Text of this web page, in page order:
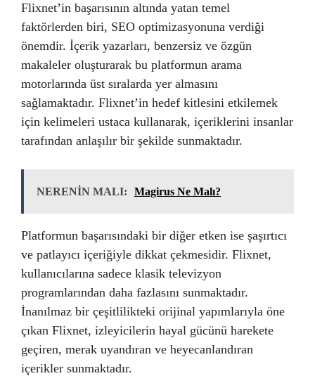
Flixnet’in başarısının altında yatan temel
faktörlerden biri, SEO optimizasyonuna verdiği
önemdir. İçerik yazarları, benzersiz ve özgün
makaleler oluşturarak bu platformun arama
motorlarında üst sıralarda yer almasını
sağlamaktadır. Flixnet’in hedef kitlesini etkilemek
için kelimeleri ustaca kullanarak, içeriklerini insanlar
tarafından anlaşılır bir şekilde sunmaktadır.
NERENİN MALI: Magirus Ne Malı?
Platformun başarısındaki bir diğer etken ise şaşırtıcı
ve patlayıcı içeriğiyle dikkat çekmesidir. Flixnet,
kullanıcılarına sadece klasik televizyon
programlarından daha fazlasını sunmaktadır.
İnanılmaz bir çeşitlilikteki orijinal yapımlarıyla öne
çıkan Flixnet, izleyicilerin hayal gücünü harekete
geçiren, merak uyandıran ve heyecanlandıran
içerikler sunmaktadır.